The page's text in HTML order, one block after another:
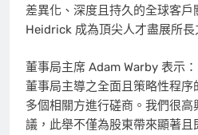
差異化、深度且持久的全球客
Heidrick 成為頂尖人才盡展所長
董事局主席 Adam Warby 表示
董事局主導之全面且策略性程
多個相關方進行磋商。我們很
議，此舉不僅為股東帶來顯著